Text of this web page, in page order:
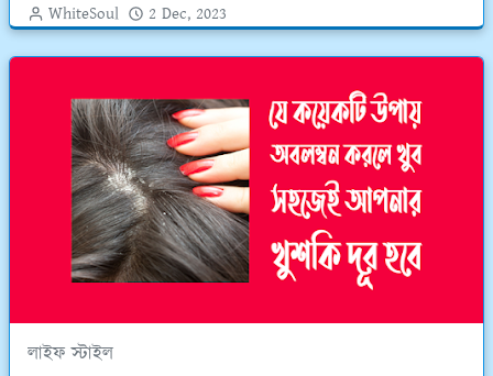
WhiteSoul 2 Dec, 2023
লাইফ স্টাইল